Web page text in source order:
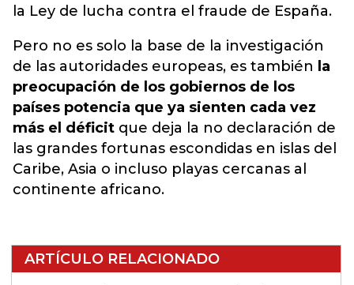
la Ley de lucha contra el fraude de España.
Pero no es solo la base de la investigación
de las autoridades europeas, es también la
preocupación de los gobiernos de los
países potencia que ya sienten cada vez
más el déficit que deja la no declaración de
las grandes fortunas escondidas en islas del
Caribe, Asia o incluso playas cercanas al
continente africano.
ARTÍCULO RELACIONADO